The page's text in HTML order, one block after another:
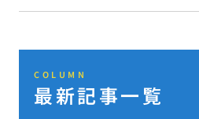
COLUMN
最新記事一覧